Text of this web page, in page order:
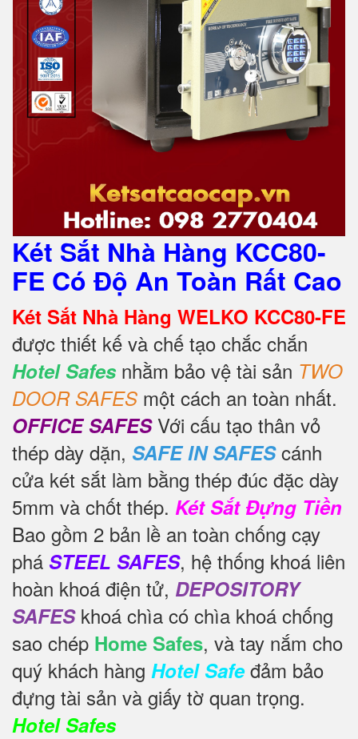
Két Sắt Nhà Hàng KCC80-
FE Có Độ An Toàn Rất Cao
Két Sắt Nhà Hàng WELKO KCC80-FE
được thiết kế và chế tạo chắc chắn
Hotel Safesnhằm bảo vệ tài sản TWO
DOOR SAFES một cách an toàn nhất.
OFFICE SAFESVới cấu tạo thân vỏ
thép dày dặn, SAFE IN SAFEScánh
cửa két sắt làm bằng thép đúc đặc dày
5mm và chốt thép. Két Sắt Đựng Tiền
Bao gồm 2 bản lề an toàn chống cạy
phá STEEL SAFES, hệ thống khoá liên
hoàn khoá điện tử, DEPOSITORY
SAFESkhoá chìa có chìa khoá chống
sao chép Home Safes, và tay nắm cho
quý khách hàng Hotel Safeđảm bảo
đựng tài sản và giấy tờ quan trọng.
Hotel Safes